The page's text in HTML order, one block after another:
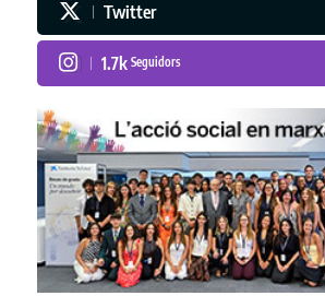
Twitter
1.7k Seguidors